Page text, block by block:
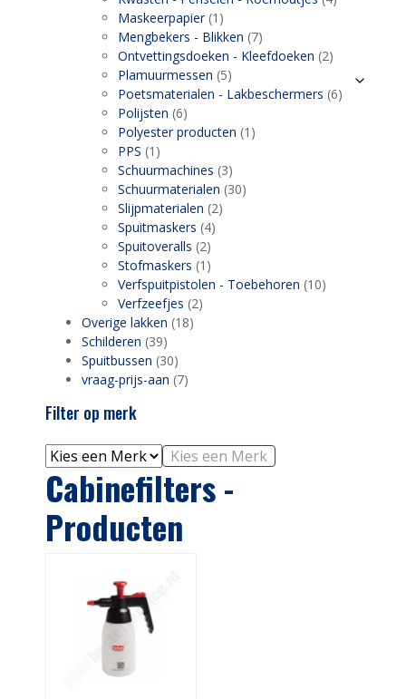
Maskeerpapier (1)
Mengbekers - Blikken (7)
Ontvettingsdoeken - Kleefdoeken (2)
Plamuurmessen (5)
Poetsmaterialen - Lakbeschermers (6)
Polijsten (6)
Polyester producten (1)
PPS (1)
Schuurmachines (3)
Schuurmaterialen (30)
Slijpmaterialen (2)
Spuitmaskers (4)
Spuitoveralls (2)
Stofmaskers (1)
Verfspuitpistolen - Toebehoren (10)
Verfzeefjes (2)
Overige lakken (18)
Schilderen (39)
Spuitbussen (30)
vraag-prijs-aan (7)
Filter op merk
Kies een Merk
Cabinefilters -
Producten